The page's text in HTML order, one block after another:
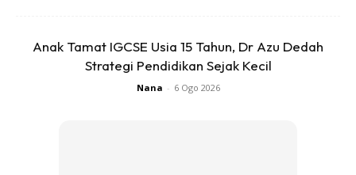
Buy Now Buy Now
Anak Tamat IGCSE Usia 15 Tahun, Dr Azu Dedah
Strategi Pendidikan Sejak Kecil
Nana - 6 Ogo 2026